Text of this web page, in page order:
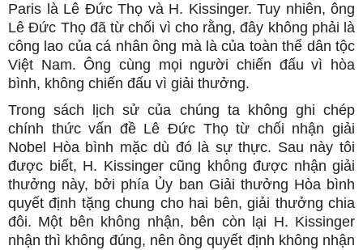
Paris là Lê Đức Thọ và H. Kissinger. Tuy nhiên, ông
Lê Đức Thọ đã từ chối vì cho rằng, đây không phải là
công lao của cá nhân ông mà là của toàn thể dân tộc
Việt Nam. Ông cùng mọi người chiến đấu vì hòa
bình, không chiến đấu vì giải thưởng.
Trong sách lịch sử của chúng ta không ghi chép
chính thức vấn đề Lê Đức Thọ từ chối nhận giải
Nobel Hòa bình mặc dù đó là sự thực. Sau này tôi
được biết, H. Kissinger cũng không được nhận giải
thưởng này, bởi phía Ủy ban Giải thưởng Hòa bình
quyết định tặng chung cho hai bên, giải thưởng chia
đôi. Một bên không nhận, bên còn lại H. Kissinger
nhận thì không đúng, nên ông quyết định không nhận